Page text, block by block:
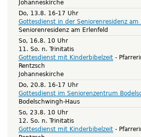
Johanneskirche
Do, 13.8. 16-17 Uhr
Gottesdienst in der Seniorenresidenz am
Seniorenresidenz am Erlenfeld
So, 16.8. 10 Uhr
11. So. n. Trinitatis
Gottesdienst mit Kinderbibelzeit
Rentzsch
Johanneskirche
Do, 20.8. 16-17 Uhr
Gottesdienst im Seniorenzentrum
Bodelschwingh-Haus
So, 23.8. 10 Uhr
12. So. n. Trinitatis
Gottesdienst mit Kinderbibelzeit